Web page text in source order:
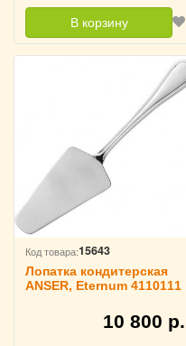
В корзину
Код товара:15643
Лопатка кондитерская
ANSER, Eternum 4110111
10 800 р.